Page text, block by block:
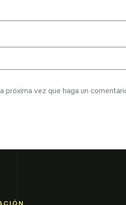
próxima vez que haga un